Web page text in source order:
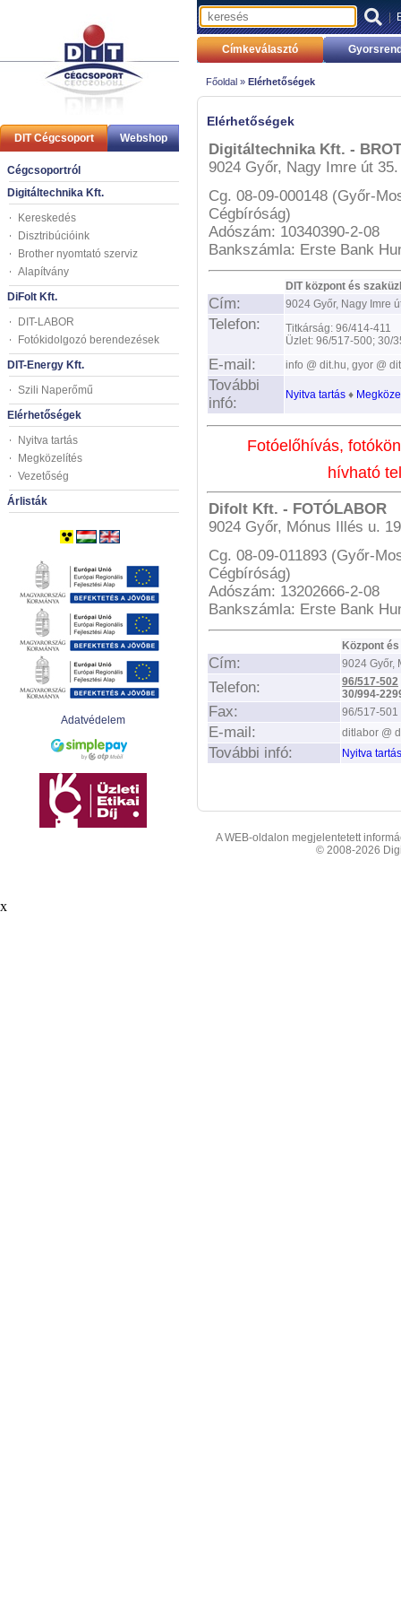
DIT Cégcsoport Webshop
Cégcsoportról
Digitáltechnika Kft.
Kereskedés
Disztribúcióink
Brother nyomtató szerviz
Alapítvány
DiFolt Kft.
DIT-LABOR
Fotókidolgozó berendezések
DIT-Energy Kft.
Szili Naperőmű
Elérhetőségek
Nyitva tartás
Megközelítés
Vezetőség
Árlisták
Adatvédelem
|
Címkeválasztó
Főoldal » Elérhetőségek
Elérhetőségek
Digitáltechnika Kft. -
9024 Győr, Nagy Imre út 35.
Cg. 08-09-000148 (Győr-
Cégbíróság)
Adószám: 10340390-2-08
Bankszámla: Erste Bank
DIT központ és
Cím: 9024 Győr, Nagy Imre
Telefon:
Titkárság: 96/414-411
Üzlet: 96/517-500; 30/
E-mail: info @ dit.hu, gyor @
További
infó:
Nyitva tartás ♦
Fotóelőhívás,
hívható
Difolt Kft. - FOTÓLABOR
9024 Győr, Mónus Illés u.
Cg. 08-09-011893 (Győr-
Cégbíróság)
Adószám: 13202666-2-08
Bankszámla: Erste Bank
Központ
Cím: 9024 Győr,
Telefon:
96/517-502
30/994-
Fax: 96/517-501
E-mail: ditlabor @
További infó: Nyitva tartás
A WEB-oldalon megjelentetett
© 2008-2026
x